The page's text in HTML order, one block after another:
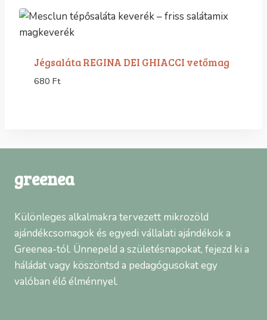
Jégsaláta REGINA DEI GHIACCI vetőmag
680 Ft
greenea
Különleges alkalmakra tervezett mikrozöld
ajándékcsomagok és egyedi vállalati ajándékok a
Greenea-tól. Ünnepeld a születésnapokat, fejezd ki a
háládat vagy köszöntsd a pedagógusokat egy
valóban élő élménnyel.